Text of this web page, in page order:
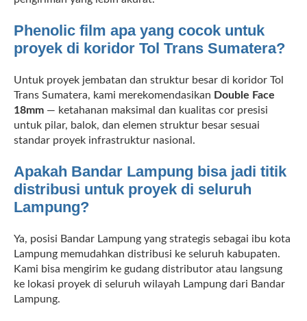
Phenolic film apa yang cocok untuk
proyek di koridor Tol Trans Sumatera?
Untuk proyek jembatan dan struktur besar di koridor Tol
Trans Sumatera, kami merekomendasikan Double Face
18mm — ketahanan maksimal dan kualitas cor presisi
untuk pilar, balok, dan elemen struktur besar sesuai
standar proyek infrastruktur nasional.
Apakah Bandar Lampung bisa jadi titik
distribusi untuk proyek di seluruh
Lampung?
Ya, posisi Bandar Lampung yang strategis sebagai ibu kota
Lampung memudahkan distribusi ke seluruh kabupaten.
Kami bisa mengirim ke gudang distributor atau langsung
ke lokasi proyek di seluruh wilayah Lampung dari Bandar
Lampung.